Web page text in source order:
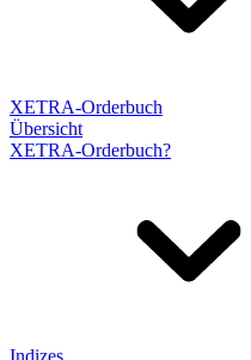
XETRA-Orderbuch
Übersicht
XETRA-Orderbuch?
Indizes